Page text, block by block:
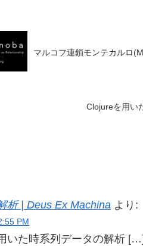
マルコフ連鎖モンテカルロ
Clojureを用い
析 | Deus Ex Machina より:
PM
いた時系列データの解析 […]